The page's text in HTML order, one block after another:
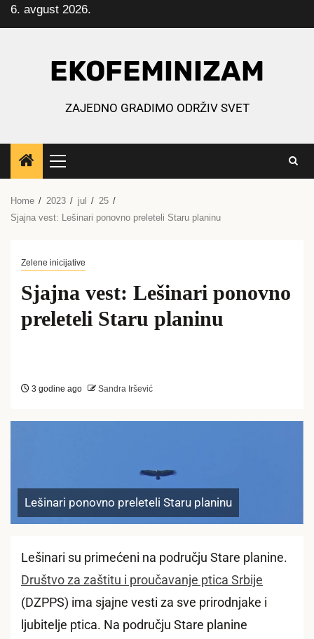
Skip
to
6. avgust 2026.
EKOFEMINIZAM
ZAJEDNO GRADIMO ODRŽIV SVET
Primary
Menu
Home 2023 jul
25
Sjajna vest: Lešinari ponovno preleteli Staru planinu
Zelene inicijative
Sjajna vest: Lešinari ponovno
preleteli Staru planinu
3 godine ago Sandra Iršević
Lešinari ponovno preleteli Staru planinu
Lešinari su primećeni na području Stare planine.
Društvo za zaštitu i proučavanje ptica Srbije
(DZPPS) ima sjajne vesti za sve prirodnjake i
ljubitelje ptica. Na području Stare planine